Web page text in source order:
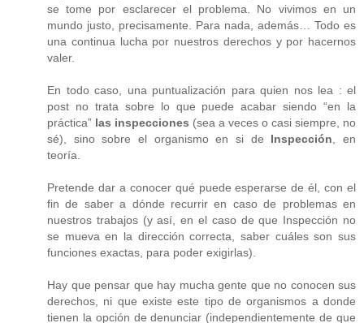
se tome por esclarecer el problema. No vivimos en un
mundo justo, precisamente. Para nada, además… Todo es
una continua lucha por nuestros derechos y por hacernos
valer.
En todo caso, una puntualización para quien nos lea : el
post no trata sobre lo que puede acabar siendo “en la
práctica” las inspecciones (sea a veces o casi siempre, no
sé), sino sobre el organismo en si de Inspección , en
teoría.
Pretende dar a conocer qué puede esperarse de él, con el
fin de saber a dónde recurrir en caso de problemas en
nuestros trabajos (y así, en el caso de que Inspección no
se mueva en la dirección correcta, saber cuáles son sus
funciones exactas, para poder exigirlas).
Hay que pensar que hay mucha gente que no conocen sus
derechos, ni que existe este tipo de organismos a donde
tienen la opción de denunciar (independientemente de que